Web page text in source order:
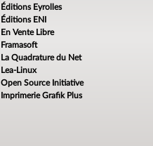
Éditions Eyrolles
Éditions ENI
En Vente Libre
Framasoft
La Quadrature du Net
Lea-Linux
Open Source Initiative
Imprimerie Grafik Plus